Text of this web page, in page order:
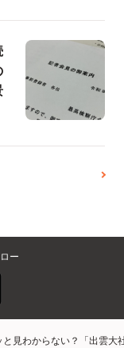
ー
と見わからない？「出雲大